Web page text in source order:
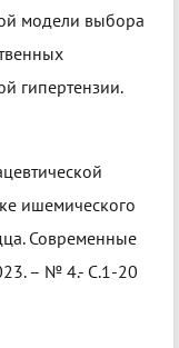
модели выбора
гипертензии.
ишемического
Современные
– № 4.- С.1-20